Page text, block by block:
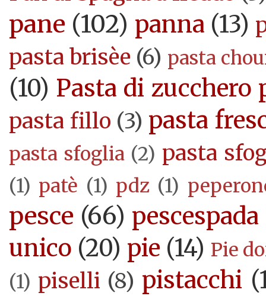
pane (102) panna (13)
pasta brisèe (6) pasta
(10) Pasta di zucchero
pasta fillo (3) pasta
pasta sfoglia (2) pasta
(1) patè (1) pdz (1)
pesce (66) pescespada
unico (20) pie (14) Pie
(1) piselli (8) pistacchi